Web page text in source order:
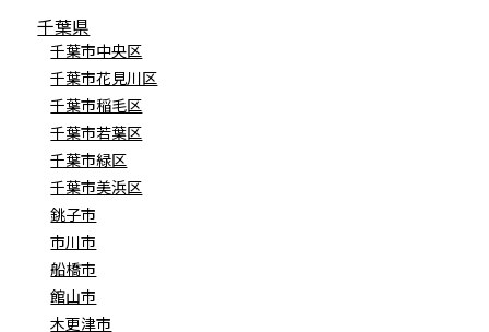
千葉県
千葉市中央区
千葉市花見川区
千葉市稲毛区
千葉市若葉区
千葉市緑区
千葉市美浜区
銚子市
市川市
船橋市
館山市
木更津市